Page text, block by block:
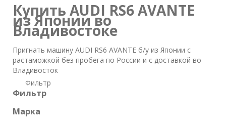
Купить AUDI RS6 AVANTE
из Японии во
Владивостоке
Пригнать машину AUDI RS6 AVANTE б/у из Японии с
растаможкой без пробега по России и с доставкой во
Владивосток
Фильтр
Фильтр
Марка